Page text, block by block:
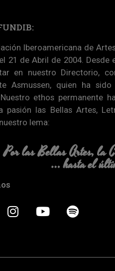
Iberoamericana de
21 de Abril de 2004.
en nuestro Directorio,
Asmussen, quien ha
ethos permanente
pasión las Bellas Artes,
lema:
Por las Bellas Artes, la
… hasta el